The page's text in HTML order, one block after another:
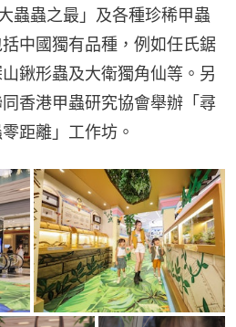
蟲蟲之最」及各種珍稀甲蟲
中國獨有品種，例如任氏鋸
鍬形蟲及大衛獨角仙等。另
香港甲蟲研究協會舉辦「尋
距離」工作坊。